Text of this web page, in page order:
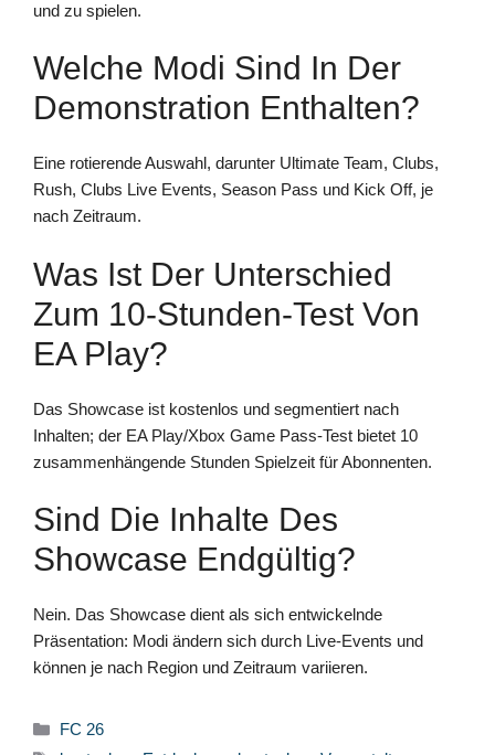
und zu spielen.
Welche Modi Sind In Der
Demonstration Enthalten?
Eine rotierende Auswahl, darunter Ultimate Team, Clubs,
Rush, Clubs Live Events, Season Pass und Kick Off, je
nach Zeitraum.
Was Ist Der Unterschied
Zum 10-Stunden-Test Von
EA Play?
Das Showcase ist kostenlos und segmentiert nach
Inhalten; der EA Play/Xbox Game Pass-Test bietet 10
zusammenhängende Stunden Spielzeit für Abonnenten.
Sind Die Inhalte Des
Showcase Endgültig?
Nein. Das Showcase dient als sich entwickelnde
Präsentation: Modi ändern sich durch Live-Events und
können je nach Region und Zeitraum variieren.
Kategorien
FC 26